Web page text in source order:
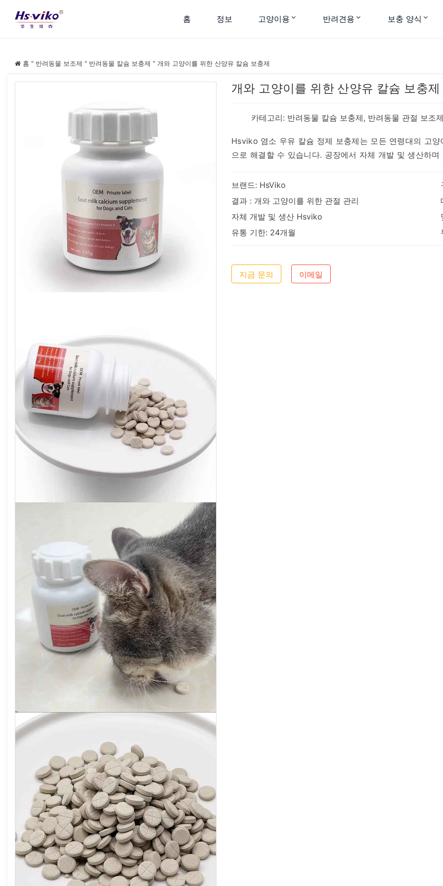
홈 정보 고양이용 반려견용 보충 양식
홈 " 반려동물 보조제 " 반려동물 칼슘 보충제 " 개와 고양이를 위한 산양유 칼슘 보충제
개와 고양이를 위한 산양유 칼슘 보충제
카테고리: 반려동물 칼슘 보충제, 반려동물 관절 보조제
Hsviko 염소 우유 칼슘 정제 보충제는 모든 연령대의 고
으로 해결할 수 있습니다. 공장에서 자체 개발 및 생산하
브랜드: HsViko
결과 : 개와 고양이를 위한 관절 관리
자체 개발 및 생산 Hsviko
유통 기한: 24개월
지금 문의 이메일